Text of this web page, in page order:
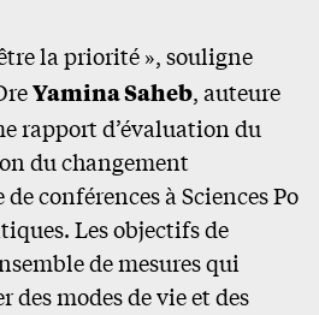
la priorité », souligne
Yamina Saheb, auteure
rapport d’évaluation du
du changement
conférences à Sciences Po
Les objectifs de
de mesures qui
des modes de vie et des